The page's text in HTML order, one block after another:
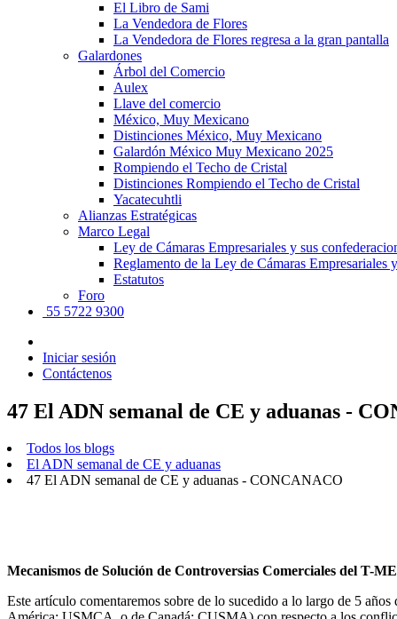
El Libro de Sami
La Vendedora de Flores
La Vendedora de Flores regresa a la gran pantalla
Galardones
Árbol del Comercio
Aulex
Llave del comercio
México, Muy Mexicano
Distinciones México, Muy Mexicano
Galardón México Muy Mexicano 2025
Rompiendo el Techo de Cristal
Distinciones Rompiendo el Techo de Cristal
Yacatecuhtli
Alianzas Estratégicas
Marco Legal
Ley de Cámaras Empresariales y sus
Reglamento de la Ley de Cámaras Empresariales
Estatutos
Foro
55 5722 9300
Iniciar sesión
Contáctenos
47 El ADN semanal de CE y aduanas -
Todos los blogs
El ADN semanal de CE y aduanas
47 El ADN semanal de CE y aduanas - CONCANACO
Mecanismos de Solución de Controversias Comerciales del T-
Este artículo comentaremos sobre de lo sucedido a lo largo de 5